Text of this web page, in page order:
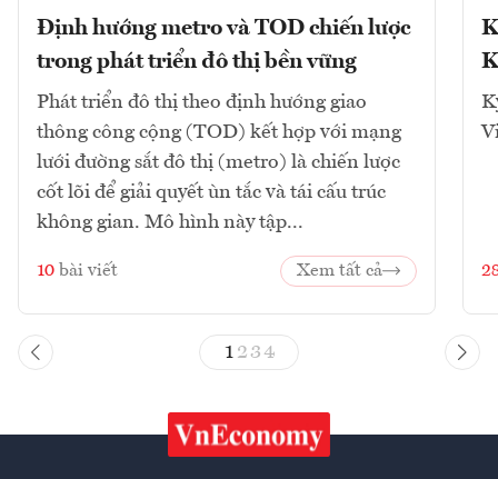
Định hướng metro và TOD chiến lược
trong phát triển đô thị bền vững
Phát triển đô thị theo định hướng giao
thông công cộng (TOD) kết hợp với mạng
lưới đường sắt đô thị (metro) là chiến lược
cốt lõi để giải quyết ùn tắc và tái cấu trúc
không gian. Mô hình này tập...
10 bài viết Xem tất cả
1 23 4